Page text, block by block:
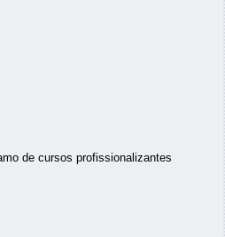
de cursos profissionalizantes